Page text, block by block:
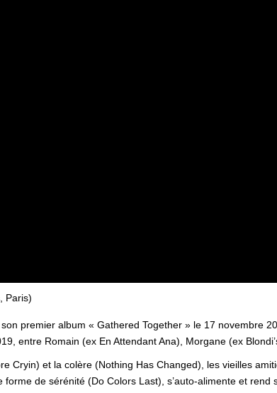
Paris)
premier album « Gathered Together » le 17 novembre
entre Romain (ex En Attendant Ana), Morgane (ex
Cryin) et la colère (Nothing Has Changed), les vieilles
de sérénité (Do Colors Last), s’auto-alimente et rend